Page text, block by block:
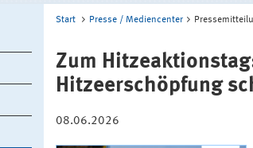
Start Presse / Mediencenter
Zum
Hitzeerschöpfung
08.06.2026